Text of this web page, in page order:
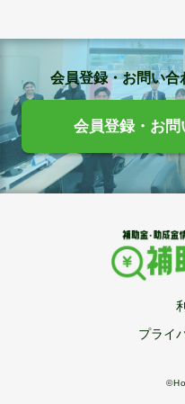
会員登録・お問い合
会員登録・お
プライ